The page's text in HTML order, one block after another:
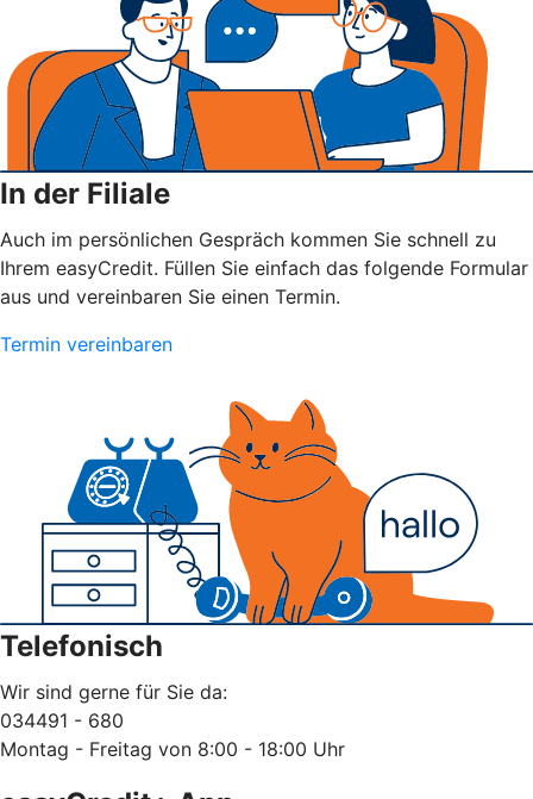
In der Filiale
Auch im persönlichen Gespräch kommen Sie schnell zu
Ihrem easyCredit. Füllen Sie einfach das folgende Formular
aus und vereinbaren Sie einen Termin.
Termin vereinbaren
Telefonisch
Wir sind gerne für Sie da:
034491 - 680
Montag - Freitag von 8:00 - 18:00 Uhr